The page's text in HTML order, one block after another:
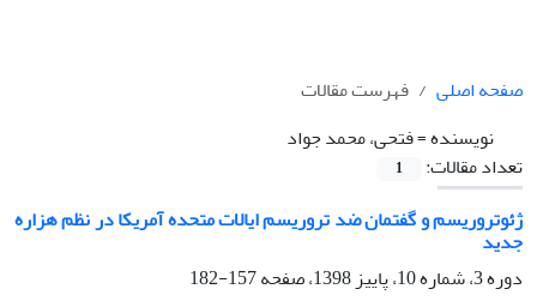
صفحه اصلی
فهرست مقالات
نویسنده =فتحی، محمد جواد
تعداد مقالات:
1
ژئوتروریسم و گفتمان ضد تروریسم ایالات متحده آمریکا در نظم هزاره
جدید
دوره 3، شماره 10، پاییز 1398، صفحه
157-182